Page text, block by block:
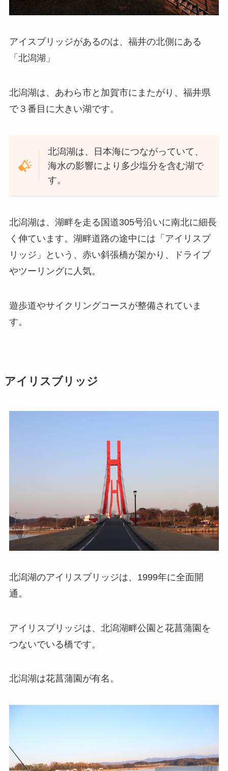
アイスブリッジがあるのは、福井の北側にある
「北潟湖」
北潟湖は、あわら市と加賀市にまたがり、福井県
で３番目に大きい湖です。
北潟湖は、日本海につながっていて、
海水の影響により多少塩分を含む湖で
す。
北潟湖は、湖畔を走る国道305号沿いに南北に細長
く伸ています。湖畔道路の途中には「アイリスブ
リッジ」という、赤い斜張橋が架かり、ドライブ
やツーリングに人気。
遊歩道やサイクリングコースが整備されていま
す。
アイリスブリッジ
北潟湖のアイリスブリッジは、1999年に全面開
通。
アイリスブリッジは、北潟湖畔公園と花菖蒲園を
つないでいる橋です。
北潟湖は花菖蒲園が有名。